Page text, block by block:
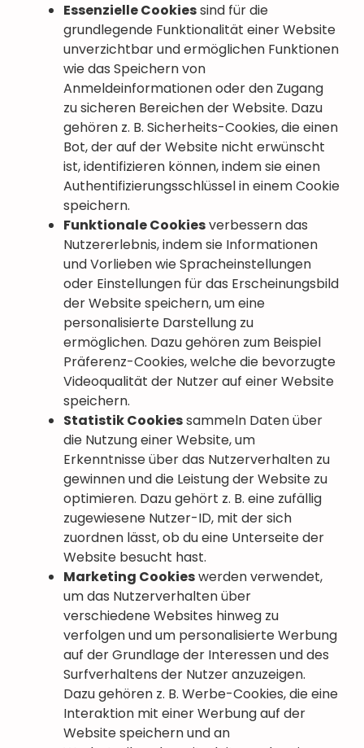
Essenzielle Cookiessind für die
grundlegende Funktionalität einer Website
unverzichtbar und ermöglichen Funktionen
wie das Speichern von
Anmeldeinformationen oder den Zugang
zu sicheren Bereichen der Website. Dazu
gehören z. B. Sicherheits-Cookies, die einen
Bot, der auf der Website nicht erwünscht
ist, identifizieren können, indem sie einen
Authentifizierungsschlüssel in einem Cookie
speichern.
Funktionale Cookiesverbessern das
Nutzererlebnis, indem sie Informationen
und Vorlieben wie Spracheinstellungen
oder Einstellungen für das Erscheinungsbild
der Website speichern, um eine
personalisierte Darstellung zu
ermöglichen. Dazu gehören zum Beispiel
Präferenz-Cookies, welche die bevorzugte
Videoqualität der Nutzer auf einer Website
speichern.
Statistik Cookiessammeln Daten über
die Nutzung einer Website, um
Erkenntnisse über das Nutzerverhalten zu
gewinnen und die Leistung der Website zu
optimieren. Dazu gehört z. B. eine zufällig
zugewiesene Nutzer-ID, mit der sich
zuordnen lässt, ob du eine Unterseite der
Website besucht hast.
Marketing Cookieswerden verwendet,
um das Nutzerverhalten über
verschiedene Websites hinweg zu
verfolgen und um personalisierte Werbung
auf der Grundlage der Interessen und des
Surfverhaltens der Nutzer anzuzeigen.
Dazu gehören z. B. Werbe-Cookies, die eine
Interaktion mit einer Werbung auf der
Website speichern und an